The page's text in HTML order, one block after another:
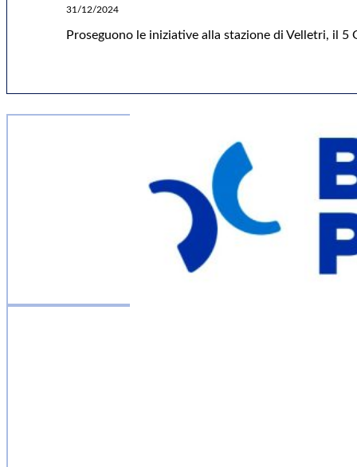
31/12/2024
Proseguono le iniziative alla stazione di Velletri, il